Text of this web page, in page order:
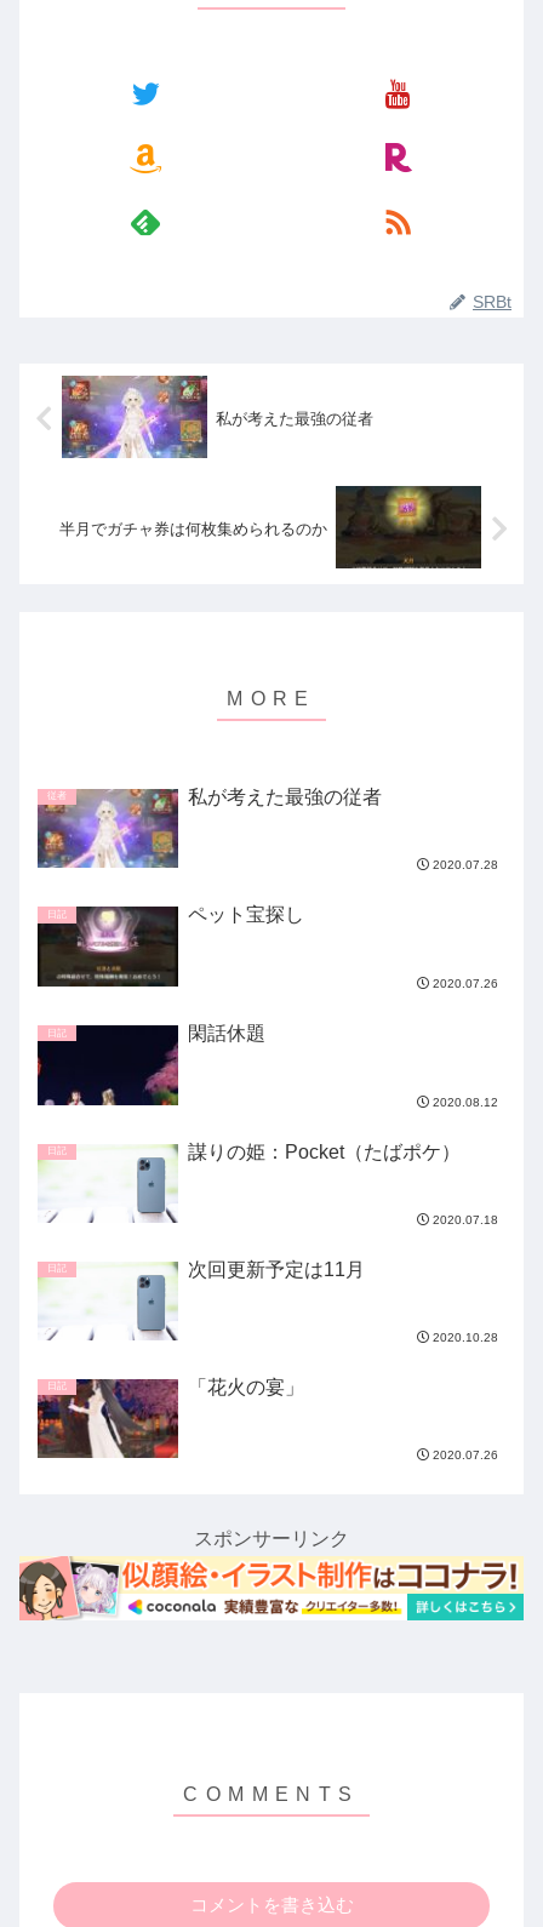
SRBt
私が考えた最強の従者
半月でガチャ券は何枚集められるのか
従者 私が考えた最強の従者
2020.07.28
日記 ペット宝探し
2020.07.26
日記 閑話休題
2020.08.12
日記 謀りの姫：Pocket（たばポケ）
2020.07.18
日記 次回更新予定は11月
2020.10.28
日記 「花火の宴」
2020.07.26
スポンサーリンク
コメントを書き込む